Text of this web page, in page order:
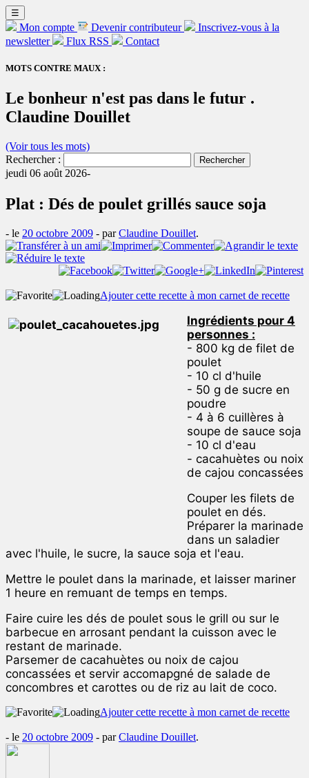
☰
Mon compte Devenir contributeur
Inscrivez-vous à la
newsletter
Flux RSS Contact
MOTS CONTRE MAUX :
Le bonheur n'est pas dans le futur .
Claudine Douillet
(Voir tous les mots)
Rechercher :
jeudi 06 août 2026-
Plat : Dés de poulet grillés sauce soja
- le 20 octobre 2009 - parClaudine Douillet.
Ajouter cette recette à mon carnet de recette
Ingrédients pour 4
personnes :
- 800 kg de filet de
poulet
- 10 cl d'huile
- 50 g de sucre en
poudre
- 4 à 6 cuillères à
soupe de sauce soja
- 10 cl d'eau
- cacahuètes ou noix
de cajou concassées
Couper les filets de
poulet en dés.
Préparer la marinade
dans un saladier
avec l'huile, le sucre, la sauce soja et l'eau.
Mettre le poulet dans la marinade, et laisser mariner
1 heure en remuant de temps en temps.
Faire cuire les dés de poulet sous le grill ou sur le
barbecue en arrosant pendant la cuisson avec le
restant de marinade.
Parsemer de cacahuètes ou noix de cajou
concassées et servir accomapgné de salade de
concombres et carottes ou de riz au lait de coco.
Ajouter cette recette à mon carnet de recette
- le 20 octobre 2009 - parClaudine Douillet.